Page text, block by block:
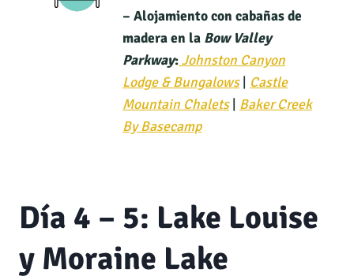
– Alojamiento con cabañas de
madera en la Bow Valley
Parkway:Johnston Canyon
Lodge & Bungalows| Castle
Mountain Chalets| Baker Creek
By Basecamp
Día 4 – 5: Lake Louise
y Moraine Lake